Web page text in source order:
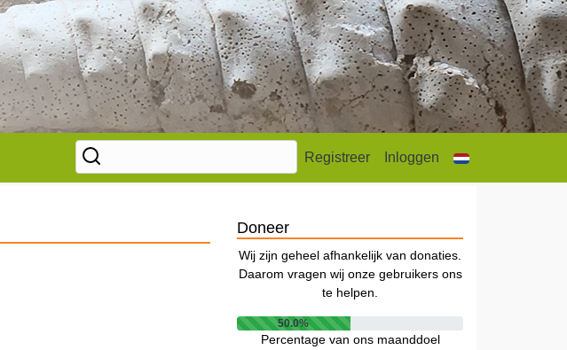
Registreer Inloggen
Doneer
Wij zijn geheel afhankelijk van donaties.
Daarom vragen wij onze gebruikers ons
te helpen.
50.0%
Percentage van ons maanddoel